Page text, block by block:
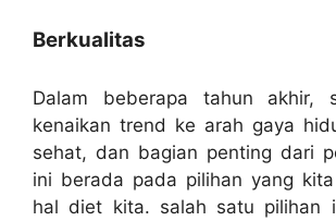
Berkualitas
Dalam beberapa tahun akhir,
kenaikan trend ke arah gaya
sehat, dan bagian penting dari
ini berada pada pilihan yang
hal diet kita. salah satu pilihan